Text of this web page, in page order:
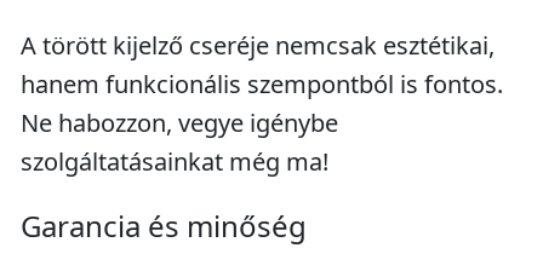
A törött kijelző cseréje nemcsak esztétikai,
hanem funkcionális szempontból is fontos.
Ne habozzon, vegye igénybe
szolgáltatásainkat még ma!
Garancia és minőség